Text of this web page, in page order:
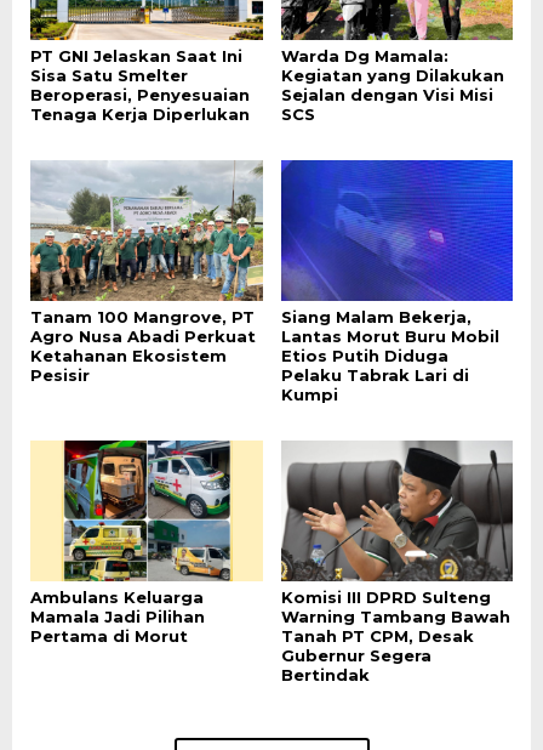
PT GNI Jelaskan Saat Ini
Sisa Satu Smelter
Beroperasi, Penyesuaian
Tenaga Kerja Diperlukan
Warda Dg Mamala:
Kegiatan yang Dilakukan
Sejalan dengan Visi Misi
SCS
Tanam 100 Mangrove, PT
Agro Nusa Abadi Perkuat
Ketahanan Ekosistem
Pesisir
Siang Malam Bekerja,
Lantas Morut Buru Mobil
Etios Putih Diduga
Pelaku Tabrak Lari di
Kumpi
Ambulans Keluarga
Mamala Jadi Pilihan
Pertama di Morut
Komisi III DPRD Sulteng
Warning Tambang Bawah
Tanah PT CPM, Desak
Gubernur Segera
Bertindak